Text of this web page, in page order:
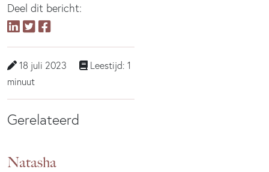
Deel dit bericht:
18 juli 2023
Leestijd: 1
minuut
Gerelateerd
Natasha